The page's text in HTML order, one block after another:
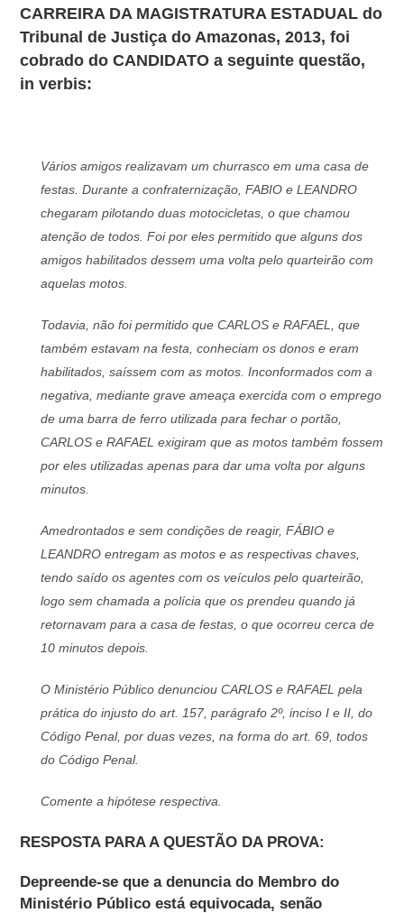
CARREIRA DA MAGISTRATURA ESTADUAL do
Tribunal de Justiça do Amazonas, 2013, foi
cobrado do CANDIDATO a seguinte questão,
in verbis:
Vários amigos realizavam um churrasco em uma casa de
festas. Durante a confraternização, FABIO e LEANDRO
chegaram pilotando duas motocicletas, o que chamou
atenção de todos. Foi por eles permitido que alguns dos
amigos habilitados dessem uma volta pelo quarteirão com
aquelas motos.
Todavia, não foi permitido que CARLOS e RAFAEL, que
também estavam na festa, conheciam os donos e eram
habilitados, saíssem com as motos. Inconformados com a
negativa, mediante grave ameaça exercida com o emprego
de uma barra de ferro utilizada para fechar o portão,
CARLOS e RAFAEL exigiram que as motos também fossem
por eles utilizadas apenas para dar uma volta por alguns
minutos.
Amedrontados e sem condições de reagir, FÁBIO e
LEANDRO entregam as motos e as respectivas chaves,
tendo saído os agentes com os veículos pelo quarteirão,
logo sem chamada a polícia que os prendeu quando já
retornavam para a casa de festas, o que ocorreu cerca de
10 minutos depois.
O Ministério Público denunciou CARLOS e RAFAEL pela
prática do injusto do art. 157, parágrafo 2º, inciso I e II, do
Código Penal, por duas vezes, na forma do art. 69, todos
do Código Penal.
Comente a hipótese respectiva.
RESPOSTA PARA A QUESTÃO DA PROVA:
Depreende-se que a denuncia do Membro do
Ministério Público está equivocada, senão